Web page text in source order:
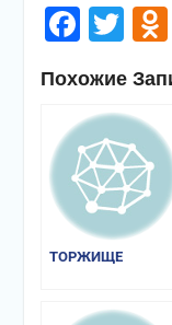
Похожие
ТОРЖИЩЕ